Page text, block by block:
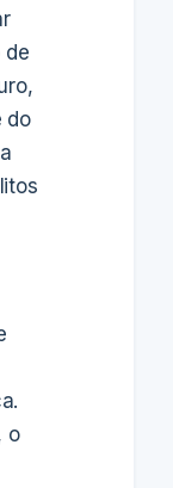
de
do
o